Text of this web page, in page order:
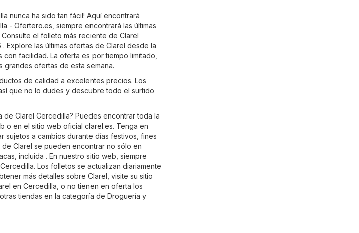
nunca ha sido tan fácil! Aquí encontrará
- Ofertero.es , siempre encontrará las últimas
el folleto más reciente de Clarel
las últimas ofertas de Clarel desde la
facilidad. La oferta es por tiempo limitado,
grandes ofertas de esta semana.
de calidad a excelentes precios. Los
que no lo dudes y descubre todo el surtido
Clarel Cercedilla? Puedes encontrar toda la
o en el sitio web oficial clarel.es. Tenga en
a cambios durante días festivos, fines
Clarel se pueden encontrar no sólo en
incluida . En nuestro sitio web, siempre
Los folletos se actualizan diariamente
más detalles sobre Clarel, visite su sitio
en Cercedilla, o no tienen en oferta los
tiendas en la categoría de Droguería y